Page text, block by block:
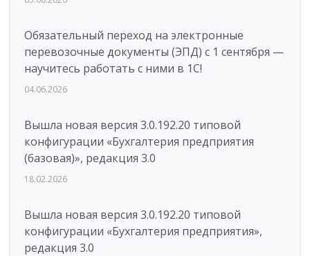
Обязательный переход на электронные
перевозочные документы (ЭПД) с 1 сентября —
научитесь работать с ними в 1С!
04.06.2026
Вышла новая версия 3.0.192.20 типовой
конфигурации «Бухгалтерия предприятия
(базовая)», редакция 3.0
18.02.2026
Вышла новая версия 3.0.192.20 типовой
конфигурации «Бухгалтерия предприятия»,
редакция 3.0